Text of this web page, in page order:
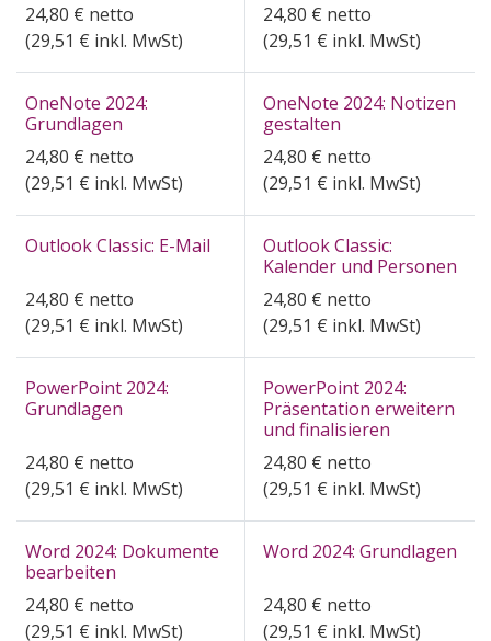
24,80 € netto
(29,51 € inkl. MwSt)
24,80 € netto
(29,51 € inkl. MwSt)
OneNote 2024:
Grundlagen
24,80 € netto
(29,51 € inkl. MwSt)
OneNote 2024: Notizen
gestalten
24,80 € netto
(29,51 € inkl. MwSt)
Outlook Classic: E-Mail
24,80 € netto
(29,51 € inkl. MwSt)
Outlook Classic:
Kalender und Personen
24,80 € netto
(29,51 € inkl. MwSt)
PowerPoint 2024:
Grundlagen
24,80 € netto
(29,51 € inkl. MwSt)
PowerPoint 2024:
Präsentation erweitern
und finalisieren
24,80 € netto
(29,51 € inkl. MwSt)
Word 2024: Dokumente
bearbeiten
24,80 € netto
(29,51 € inkl. MwSt)
Word 2024: Grundlagen
24,80 € netto
(29,51 € inkl. MwSt)